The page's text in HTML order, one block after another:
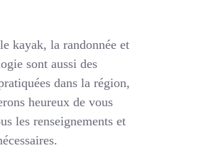
kayak, la randonnée et
sont aussi des
dans la région,
heureux de vous
les renseignements et